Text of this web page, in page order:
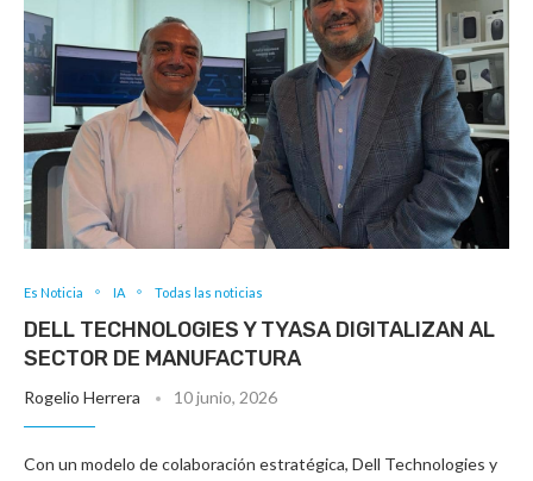
Es Noticia IA Todas las noticias
DELL TECHNOLOGIES Y TYASA DIGITALIZAN AL
SECTOR DE MANUFACTURA
Rogelio Herrera 10 junio, 2026
Con un modelo de colaboración estratégica, Dell Technologies y